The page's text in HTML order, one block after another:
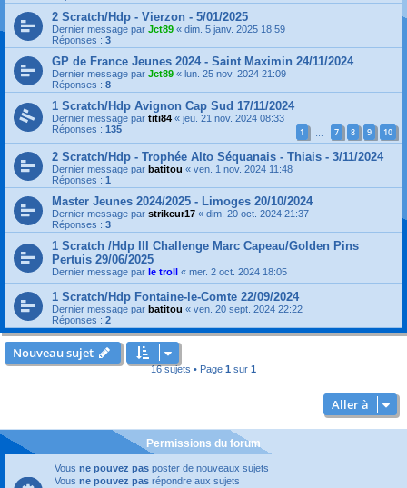
2 Scratch/Hdp - Vierzon - 5/01/2025
Dernier message par Jct89 « dim. 5 janv. 2025 18:59
Réponses : 3
GP de France Jeunes 2024 - Saint Maximin 24/11/2024
Dernier message par Jct89 « lun. 25 nov. 2024 21:09
Réponses : 8
1 Scratch/Hdp Avignon Cap Sud 17/11/2024
Dernier message par titi84 « jeu. 21 nov. 2024 08:33
Réponses : 135 1 7 8 9 10
2 Scratch/Hdp - Trophée Alto Séquanais - Thiais - 3/11/2024
Dernier message par batitou « ven. 1 nov. 2024 11:48
Réponses : 1
Master Jeunes 2024/2025 - Limoges 20/10/2024
Dernier message par strikeur17 « dim. 20 oct. 2024 21:37
Réponses : 3
1 Scratch /Hdp III Challenge Marc Capeau/Golden Pins
Pertuis 29/06/2025
Dernier message par le troll « mer. 2 oct. 2024 18:05
1 Scratch/Hdp Fontaine-le-Comte 22/09/2024
Dernier message par batitou « ven. 20 sept. 2024 22:22
Réponses : 2
Nouveau sujet
16 sujets • Page 1 sur 1
Aller à
Permissions du forum
Vous ne pouvez pas poster de nouveaux sujets
Vous ne pouvez pas répondre aux sujets